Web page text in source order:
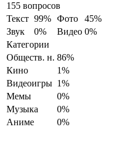
155 вопросов
Текст 99% Фото
45%
Звук
0% Видео 0%
Категории
Обществ. н. 86%
Кино
1%
Видеоигры 1%
Мемы
0%
Музыка
0%
Аниме
0%